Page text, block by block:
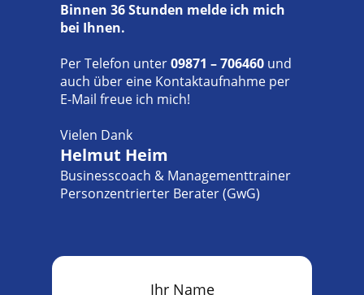
Binnen 36 Stunden melde ich mich
bei Ihnen.
Per Telefon unter09871 – 706460 und
auch über eine Kontaktaufnahme per
E-Mail freue ich mich!
Vielen Dank
Helmut Heim
Businesscoach & Managementtrainer
Personzentrierter Berater (GwG)
Ihr Name